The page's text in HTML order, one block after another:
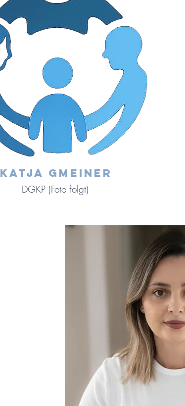
Katja gmeiner
DGKP (Foto folgt)